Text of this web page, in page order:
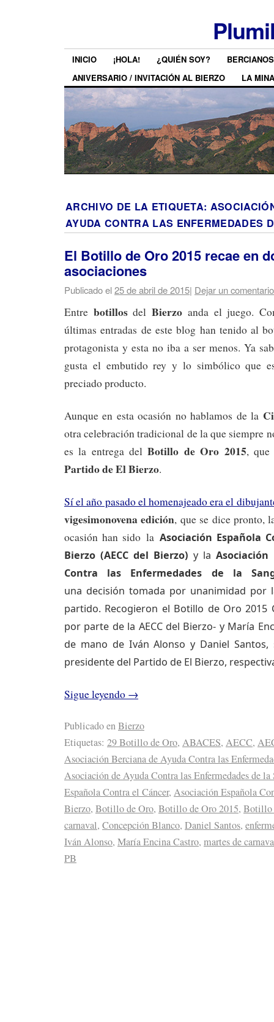
INICIO ¡HOLA! ¿QUIÉN SOY?
ANIVERSARIO / INVITACIÓN AL BIERZO
LA MINA
ARCHIVO DE LA ETIQUETA:
AYUDA CONTRA LAS ENFERMEDADES
El Botillo de Oro 2015 recae en
asociaciones
Publicado el25 de abril de 2015| Dejar un comentario
Entre botillosdelBierzo anda el juego.
últimas entradas de este blog han tenido al
protagonista y esta no iba a ser menos. Ya
gusta el embutido rey y lo simbólico que
preciado producto.
Aunque en esta ocasión no hablamos de la
otra celebración tradicional de la que siempre
es la entrega delBotillo de Oro 2015, que
Partido de El Bierzo.
Sí el año pasado el homenajeado era el
vigesimonovena edición, que se dice pronto,
ocasión han sido la Asociación Española
Bierzo (AECC del Bierzo) y la
Contra las Enfermedades de la
una decisión tomada por unanimidad por
partido. Recogieron el Botillo de Oro 2015
por parte de la AECC del Bierzo- y María
de mano de Iván Alonso y Daniel Santos,
presidente del Partido de El Bierzo,
Sigue leyendo →
Publicado enBierzo
Etiquetas: 29 Botillo de Oro, ABACES, AECC,
Asociación Berciana de Ayuda Contra las
Asociación de Ayuda Contra las Enfermedades de la
Española Contra el Cáncer, Asociación Española
Bierzo, Botillo de Oro, Botillo de Oro 2015, Botillo
carnaval, Concepción Blanco, Daniel Santos,
Iván Alonso, María Encina Castro, martes de
PB